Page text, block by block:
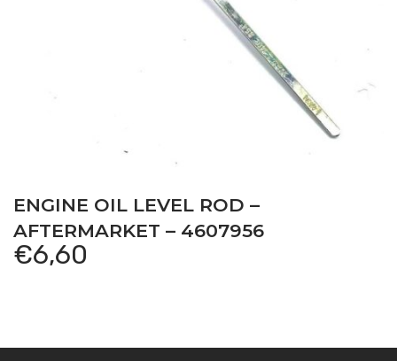
ENGINE OIL LEVEL ROD –
AFTERMARKET – 4607956
€6,60